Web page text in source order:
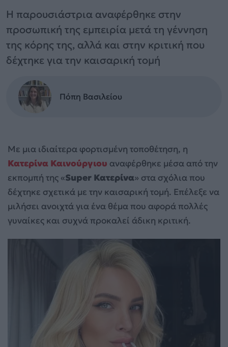
Η παρουσιάστρια αναφέρθηκε στην
προσωπική της εμπειρία μετά τη γέννηση
της κόρης της, αλλά και στην κριτική που
δέχτηκε για την καισαρική τομή
Πόπη Βασιλείου
Με μια ιδιαίτερα φορτισμένη τοποθέτηση, η
Κατερίνα Καινούργιου αναφέρθηκε μέσα από την
εκπομπή της «Super Κατερίνα» στα σχόλια που
δέχτηκε σχετικά με την καισαρική τομή. Επέλεξε να
μιλήσει ανοιχτά για ένα θέμα που αφορά πολλές
γυναίκες και συχνά προκαλεί άδικη κριτική.